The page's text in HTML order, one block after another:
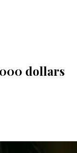
dollars